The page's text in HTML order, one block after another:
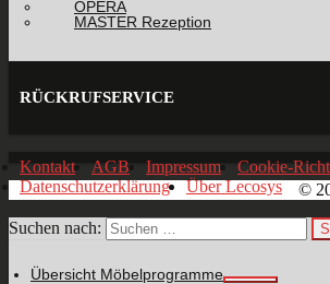
OPERA
MASTER Rezeption
RÜCKRUFSERVICE
Kontakt AGB Impressum
Cookie-
Datenschutzerklärung
Über Lecosys ©
Suchen nach:
Übersicht Möbelprogramme